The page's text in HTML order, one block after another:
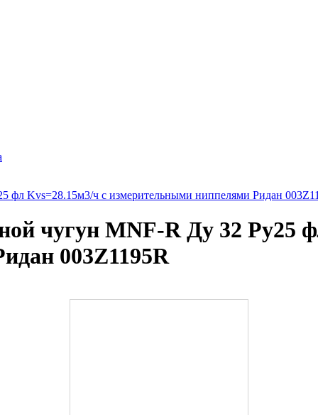
фл Kvs=28.15м3/ч с измерительными ниппелями Ридан
чугун MNF-R Ду 32 Ру25
003Z1195R